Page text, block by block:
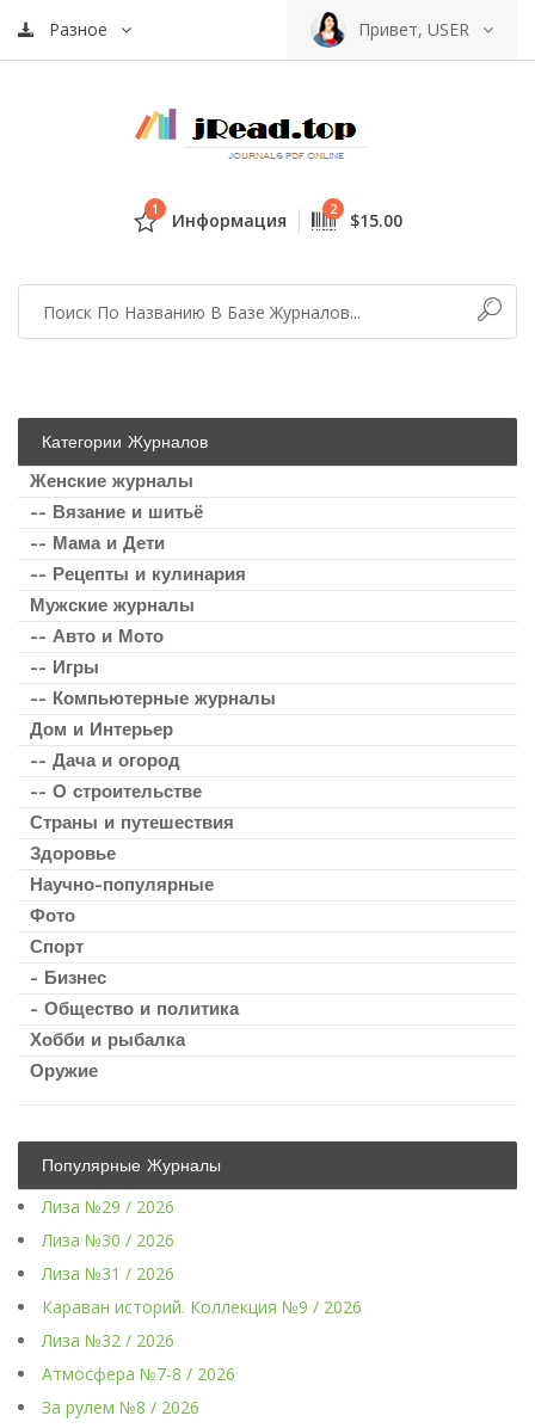
Разное Привет, USER
1 Информация 2 $15.00
Категории Журналов
Женские журналы
-- Вязание и шитьё
-- Мама и Дети
-- Рецепты и кулинария
Мужские журналы
-- Авто и Мото
-- Игры
-- Компьютерные журналы
Дом и Интерьер
-- Дача и огород
-- О строительстве
Страны и путешествия
Здоровье
Научно-популярные
Фото
Спорт
- Бизнес
- Общество и политика
Хобби и рыбалка
Оружие
Популярные Журналы
Лиза №29 / 2026
Лиза №30 / 2026
Лиза №31 / 2026
Караван историй. Коллекция №9 / 2026
Лиза №32 / 2026
Атмосфера №7-8 / 2026
За рулем №8 / 2026